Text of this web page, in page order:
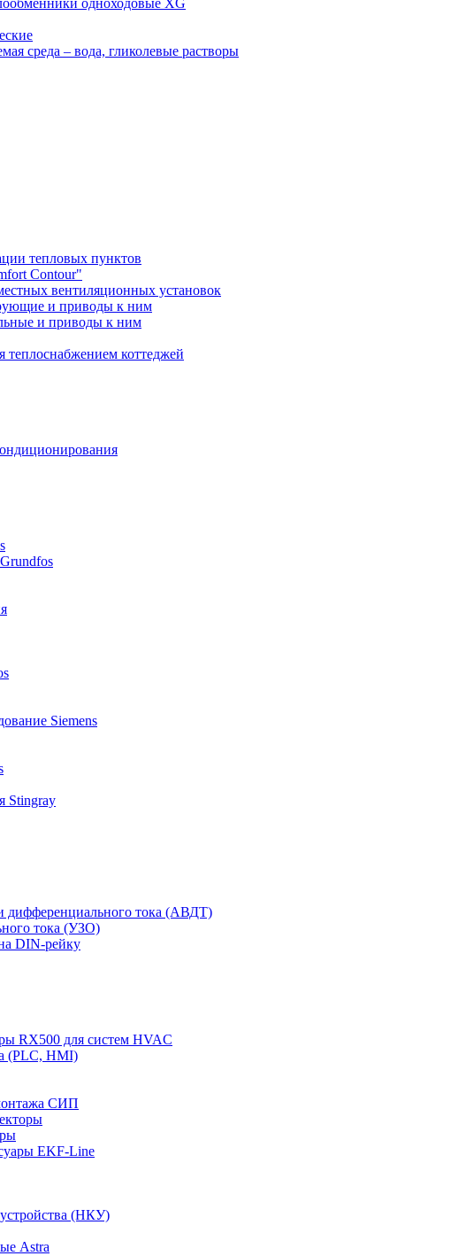
одноходовые ХG
среда – вода, гликолевые растворы
тепловых пунктов
Contour"
вентиляционных установок
и приводы к ним
и приводы к ним
теплоснабжением коттеджей
Siemens
Stingray
дифференциального тока (АВДТ)
тока (УЗО)
DIN-рейку
RX500 для систем HVAC
(PLC, HMI)
СИП
EKF-Line
(НКУ)
Astra